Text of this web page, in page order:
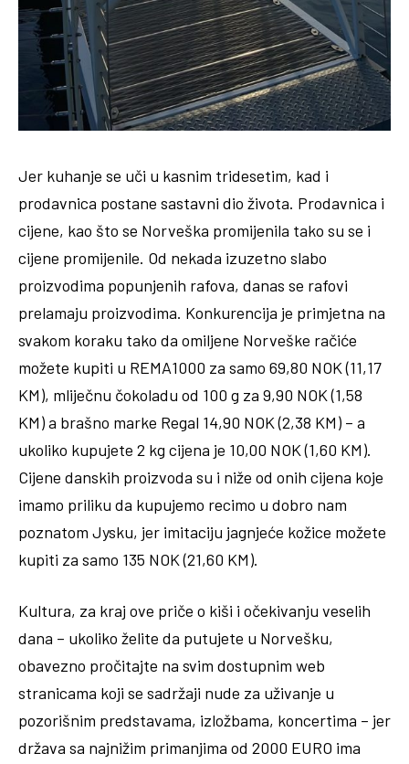
Jer kuhanje se uči u kasnim tridesetim, kad i
prodavnica postane sastavni dio života. Prodavnica i
cijene, kao što se Norveška promijenila tako su se i
cijene promijenile. Od nekada izuzetno slabo
proizvodima popunjenih rafova, danas se rafovi
prelamaju proizvodima. Konkurencija je primjetna na
svakom koraku tako da omiljene Norveške račiće
možete kupiti u REMA1000 za samo 69,80 NOK (11,17
KM), mliječnu čokoladu od 100 g za 9,90 NOK (1,58
KM) a brašno marke Regal 14,90 NOK (2,38 KM) – a
ukoliko kupujete 2 kg cijena je 10,00 NOK (1,60 KM).
Cijene danskih proizvoda su i niže od onih cijena koje
imamo priliku da kupujemo recimo u dobro nam
poznatom Jysku, jer imitaciju jagnjeće kožice možete
kupiti za samo 135 NOK (21,60 KM).
Kultura, za kraj ove priče o kiši i očekivanju veselih
dana – ukoliko želite da putujete u Norvešku,
obavezno pročitajte na svim dostupnim web
stranicama koji se sadržaji nude za uživanje u
pozorišnim predstavama, izložbama, koncertima – jer
država sa najnižim primanjima od 2000 EURO ima